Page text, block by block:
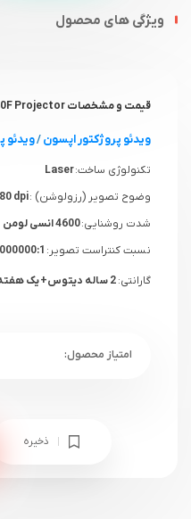
ویژگی های محصول
قیمت و مشخصات Epson EB-L260F Projector
ویدئو پروژکتور اپسون/ویدئو
تکنولوژی ساخت:Laser
وضوح تصویر (رزولوشن) :
شدت روشنایی:4600 انسی لومن
نسبت کنتراست تصویر:
گارانتی:2 ساله دیتوس+ یک هفته گارانتی سلامت
ذخیره